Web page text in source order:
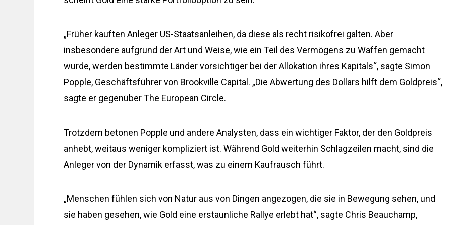
„Früher kauften Anleger US-Staatsanleihen, da diese als recht risikofrei galten. Aber
insbesondere aufgrund der Art und Weise, wie ein Teil des Vermögens zu Waffen gemacht
wurde, werden bestimmte Länder vorsichtiger bei der Allokation ihres Kapitals“, sagte Simon
Popple, Geschäftsführer von Brookville Capital. „Die Abwertung des Dollars hilft dem Goldpreis“,
sagte er gegenüber The European Circle.
Trotzdem betonen Popple und andere Analysten, dass ein wichtiger Faktor, der den Goldpreis
anhebt, weitaus weniger kompliziert ist. Während Gold weiterhin Schlagzeilen macht, sind die
Anleger von der Dynamik erfasst, was zu einem Kaufrausch führt.
„Menschen fühlen sich von Natur aus von Dingen angezogen, die sie in Bewegung sehen, und
sie haben gesehen, wie Gold eine erstaunliche Rallye erlebt hat“, sagte Chris Beauchamp,